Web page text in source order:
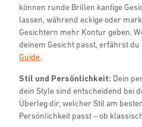
können runde Brillen kantige
lassen, während eckige oder
Gesichtern mehr Kontur geben.
deinem Gesicht passt, erfährst
Guide.
Stil und Persönlichkeit: Dein
dein Style sind entscheidend bei
Überleg dir, welcher Stil am
Persönlichkeit passt – ob